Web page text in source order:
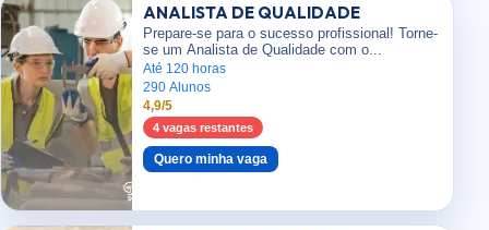
ANALISTA DE QUALIDADE
Prepare-se para o sucesso profissional! Torne-
se um Analista de Qualidade com o...
Até 120 horas
290 Alunos
4,9/5
4 vagas restantes
Quero minha vaga